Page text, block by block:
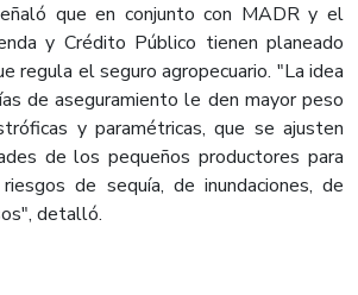
que en conjunto con MADR y el
y Crédito Público tienen planeado
regula el seguro agropecuario. "La idea
de aseguramiento le den mayor peso
y paramétricas, que se ajusten
de los pequeños productores para
de sequía, de inundaciones, de
detalló.